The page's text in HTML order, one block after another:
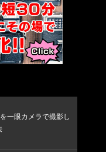
一眼カメラで撮影し